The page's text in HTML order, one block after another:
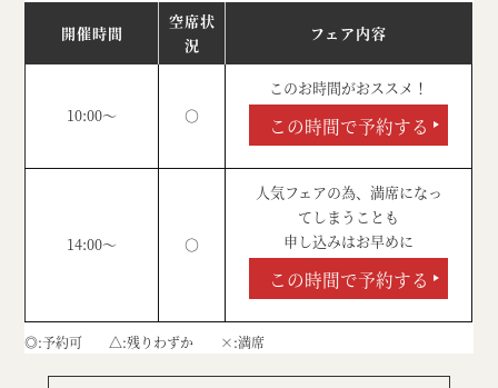
開催時間
空席状
況
フェア内容
10:00～ ○
このお時間がおススメ！
この時間で予約する
14:00～ ○
人気フェアの為、満席になっ
てしまうことも
申し込みはお早めに
この時間で予約する
◎ 予約可 △ 残りわずか × 満席